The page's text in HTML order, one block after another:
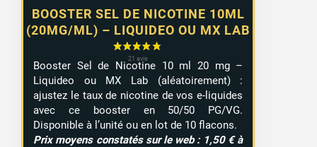
BOOSTER SEL DE NICOTINE 10ML
(20MG/ML) – LIQUIDEO OU MX LAB
Booster Sel de Nicotine 10 ml 20 mg –
Liquideo ou MX Lab (aléatoirement) :
ajustez le taux de nicotine de vos e-liquides
avec ce booster en 50/50 PG/VG.
Disponible à l’unité ou en lot de 10 flacons.
Prix moyens constatés sur le web : 1,50 € à